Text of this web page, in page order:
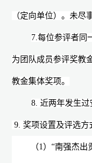
（定向单位）。未尽
7. 每位参评者同
为团队成员参评奖教
教金集体奖项。
8. 近两年发生过
9. 奖项设置及评选方
（1 ）“南强杰出